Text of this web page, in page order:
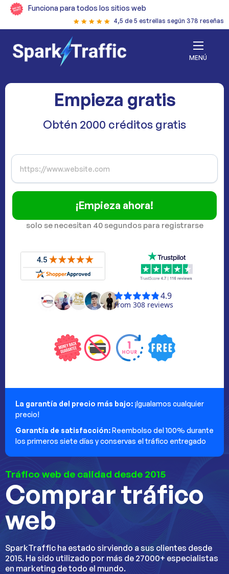
Funciona para todos los sitios web
4,5 de 5 estrellas según 378 reseñas
MENÚ
Tráfico web de calidad desde 2015
Comprar tráfico
web
SparkTraffic ha estado sirviendo a sus clientes desde
2015. Ha sido utilizado por más de 27000+ especialistas
en marketing de todo el mundo.
Empieza gratis
Obtén 2000 créditos gratis
¡Empieza ahora!
solo se necesitan 40 segundos para registrarse
La garantía del precio más bajo: ¡Igualamos cualquier
precio!
Garantía de satisfacción:Reembolso del 100% durante
los primeros siete días y conservas el tráfico entregado